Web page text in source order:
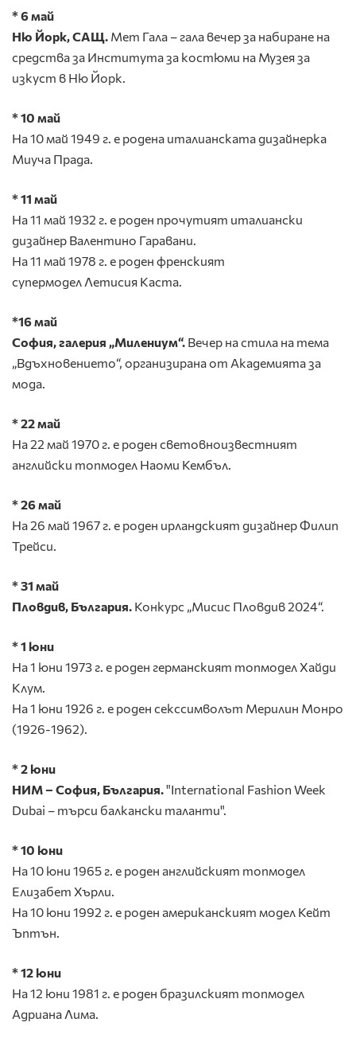
*6май
Ню Йорк, САЩ. Мет Гала – гала вечер за набиране на
средства за Института за костюми на Музея за
изкуст в Ню Йорк.
* 10 май
На 10 май 1949 г. е родена италианската дизайнерка
Миуча Прада.
* 11 май
На 11 май 1932 г. е роден прочутият италиански
дизайнер Валентино Гаравани.
На 11 май 1978 г. е роден френският
супермодел Летисия Каста.
*16 май
София,галерия „Милениум“. Вечер на стила на тема
„Вдъхновението“, организирана от Академията за
мода.
* 22 май
На 22 май 1970 г. е роден световноизвестният
английски топмодел Наоми Кембъл.
* 26 май
На 26 май 1967 г. е роден ирландският дизайнер Филип
Трейси.
*31 май
Пловдив, България. Конкурс „Мисис Пловдив 2024“.
* 1 юни
На 1 юни 1973 г. е роден германският топмодел Хайди
Клум.
На 1 юни 1926 г. е роден секссимволът Мерилин Монро
(1926-1962).
* 2 юни
НИМ– София, България."International Fashion Week
Dubai – търси балкански таланти".
* 10 юни
На 10 юни 1965 г. е роден английският топмодел
Елизабет Хърли.
На 10 юни 1992 г. е роден американският модел Кейт
Ъптън.
* 12 юни
На 12 юни 1981 г. е роден бразилският топмодел
Адриана Лима.